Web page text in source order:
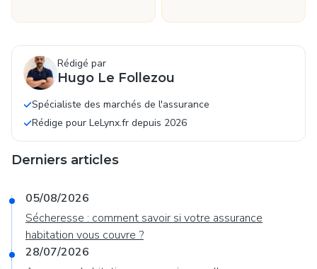
de santé en 2026 ?
alternatives ?
Rédigé par
Hugo Le Follezou
Spécialiste des marchés de l'assurance
Rédige pour LeLynx.fr depuis 2026
Derniers articles
05/08/2026
Sécheresse : comment savoir si votre assurance
habitation vous couvre ?
28/07/2026